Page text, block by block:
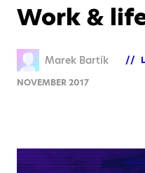
Work &
Marek Bartík
NOVEMBER 2017